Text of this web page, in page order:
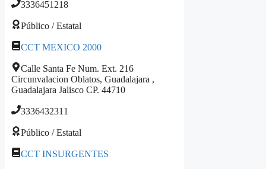
3336451218
Público / Estatal
CCT MEXICO 2000
Calle Santa Fe Num. Ext. 216
Circunvalacion Oblatos, Guadalajara ,
Guadalajara Jalisco CP. 44710
3336432311
Público / Estatal
CCT INSURGENTES